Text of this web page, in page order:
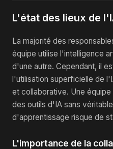
L'état des lieux de
La majorité des
équipe utilise l'intelligence
d'une autre. Cependant, il
l'utilisation superficielle de
et collaborative. Une
des outils d'IA sans
d'apprentissage risque de
L'importance de la